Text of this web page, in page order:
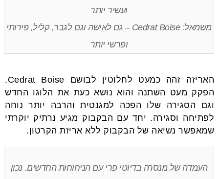
ועשיר יותר
משמאל: Cedrat Boise – גם לאישה וגם לגבר, קליל, פירותי
ופרשי יותר
האריזה זהה כמעט לחלוטין לבושם Cedrat Boise.
הפקק מעט השתנה והוא נושא כעת את הלוגו החדש
וגם הסגירה שלו הפכה למגנטית והרבה יותר נוחה
לפתיחה וסגירה. יחד עם הבקבוק מגיע נרתיק יוקרתי
שמאפשר נשיאה של הבקבוק ללא אריזת הקרטון.
העמדה של מנסרה בדיוטי פרי עם הניחוחות החדשים. נכון